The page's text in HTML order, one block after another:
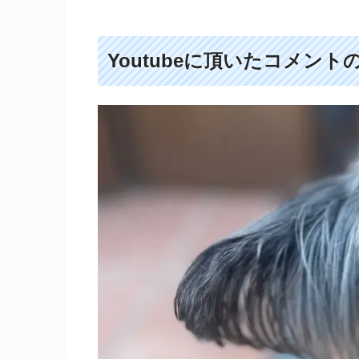
Youtubeに頂いたコメント